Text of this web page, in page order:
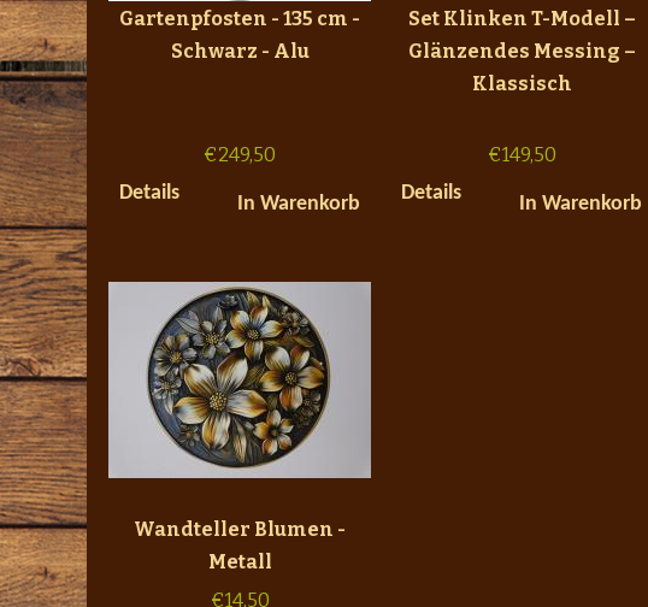
Gartenpfosten - 135 cm -
Schwarz - Alu
€249,50
Details
In Warenkorb
Set Klinken T-Modell –
Glänzendes Messing –
Klassisch
€149,50
Details
In Warenkorb
Wandteller Blumen -
Metall
€14,50